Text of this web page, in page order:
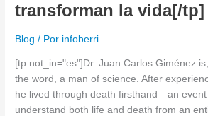
transforman la vida[/tp]
Blog / Por infoberri
[tp not_in="es"]Dr. Juan Carlos Giménez
the word, a man of science. After
he lived through death firsthand—an
understand both life and death from an